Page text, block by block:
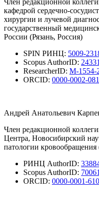
кафедрой сердечно-
хирургии и лучевой
государственный
России (Рязань, Россия)
SPIN РИНЦ: 5009-
Scopus AuthorID:
ResearcherID: M-1554-
ORCID: 0000-0002-
Андрей Анатольевич
Член редакционной
Центра, Новосибирский
патологии
РИНЦ AuthorID:
Scopus AuthorID:
ORCID: 0000-0001-